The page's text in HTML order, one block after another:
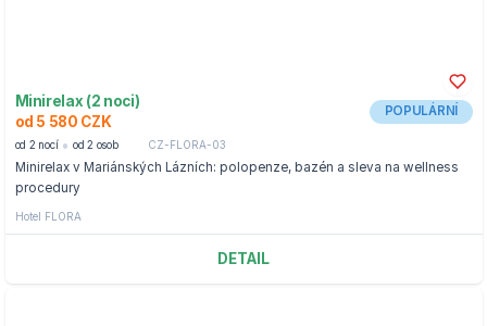
Minirelax (2 noci)
od 5 580 CZK
POPULÁRNÍ
od 2 nocí od 2 osob CZ-FLORA-03
Minirelax v Mariánských Lázních: polopenze, bazén a sleva na wellness
procedury
Hotel FLORA
DETAIL